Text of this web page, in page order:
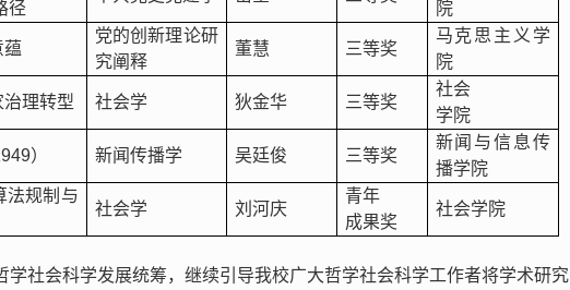
径
院
蕴
党的创新理论研
究阐释
董慧 三等奖
马克思主义学
院
理转型 社会学 狄金华 三等奖
社会
学院
） 新闻传播学 吴廷俊 三等奖
新闻与信息传
播学院
法规制与
社会学 刘河庆
青年
成果奖
社会学院
学社会科学发展统筹，继续引导我校广大哲学社会科学工作者将学术研究